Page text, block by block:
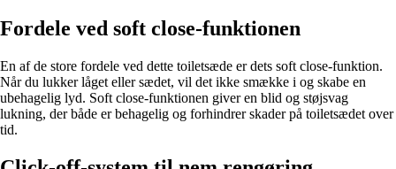
Fordele ved soft close-funktionen
En af de store fordele ved dette toiletsæde er dets soft close-funktion.
Når du lukker låget eller sædet, vil det ikke smække i og skabe en
ubehagelig lyd. Soft close-funktionen giver en blid og støjsvag
lukning, der både er behagelig og forhindrer skader på toiletsædet over
tid.